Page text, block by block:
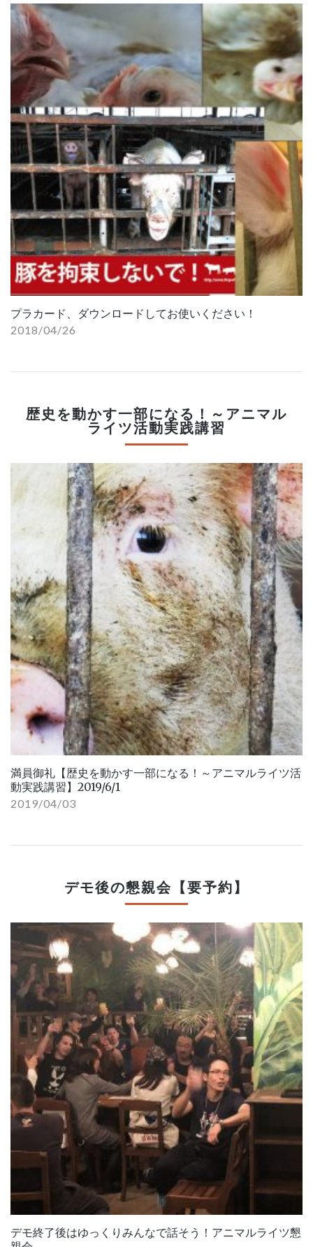
プラカード、ダウンロードしてお使いください！
2018/04/26
歴史を動かす一部になる！～アニマル
ライツ活動実践講習
満員御礼【歴史を動かす一部になる！～アニマルライツ活
動実践講習】2019/6/1
2019/04/03
デモ後の懇親会【要予約】
デモ終了後はゆっくりみんなで話そう！アニマルライツ懇